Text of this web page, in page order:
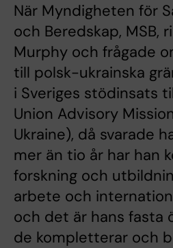
När Myndigheten för
och Beredskap, MSB,
Murphy och frågade
till polsk-ukrainska
i Sveriges stödinsats
Union Advisory
Ukraine), då svarade
mer än tio år har han
forskning och
arbete och
och det är hans fasta
de kompletterar och